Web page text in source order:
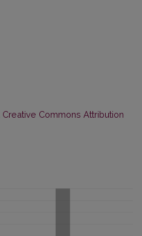
Creative Commons Attribution